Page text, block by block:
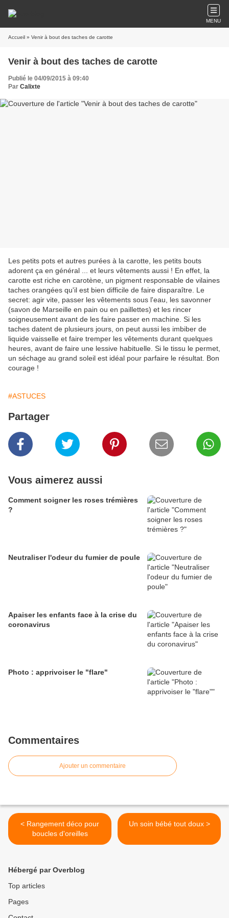
MENU
Accueil » Venir à bout des taches de carotte
Venir à bout des taches de carotte
Publié le 04/09/2015 à 09:40
Par Calixte
Les petits pots et autres purées à la carotte, les petits bouts
adorent ça en général ... et leurs vêtements aussi ! En effet, la
carotte est riche en carotène, un pigment responsable de vilaines
taches orangées qu'il est bien difficile de faire disparaître. Le
secret: agir vite, passer les vêtements sous l'eau, les savonner
(savon de Marseille en pain ou en paillettes) et les rincer
soigneusement avant de les faire passer en machine. Si les
taches datent de plusieurs jours, on peut aussi les imbiber de
liquide vaisselle et faire tremper les vêtements durant quelques
heures, avant de faire une lessive habituelle. Si le tissu le permet,
un séchage au grand soleil est idéal pour parfaire le résultat. Bon
courage !
#ASTUCES
Partager
Vous aimerez aussi
Comment soigner les roses trémières
?
Neutraliser l'odeur du fumier de poule
Apaiser les enfants face à la crise du
coronavirus
Photo : apprivoiser le "flare"
Commentaires
Ajouter un commentaire
< Rangement déco pour
boucles d'oreilles
Un soin bébé tout doux >
Hébergé par Overblog
Top articles
Pages